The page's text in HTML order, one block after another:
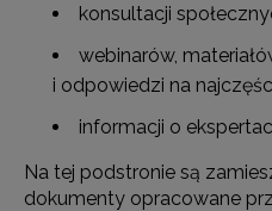
konsultacji
webinarów,
i odpowiedzi na
informacji o
Na tej podstronie są
dokumenty opracowane